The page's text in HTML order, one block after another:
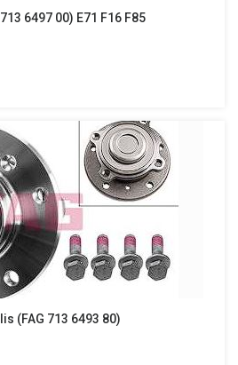
6497 00) E71 F16 F85
(FAG 713 6493 80)